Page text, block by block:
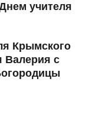
учителя
Крымского
Валерия с